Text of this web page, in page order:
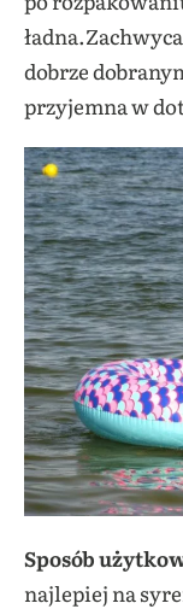
dobrze
przyjemna w
Sposób
najlepiej na